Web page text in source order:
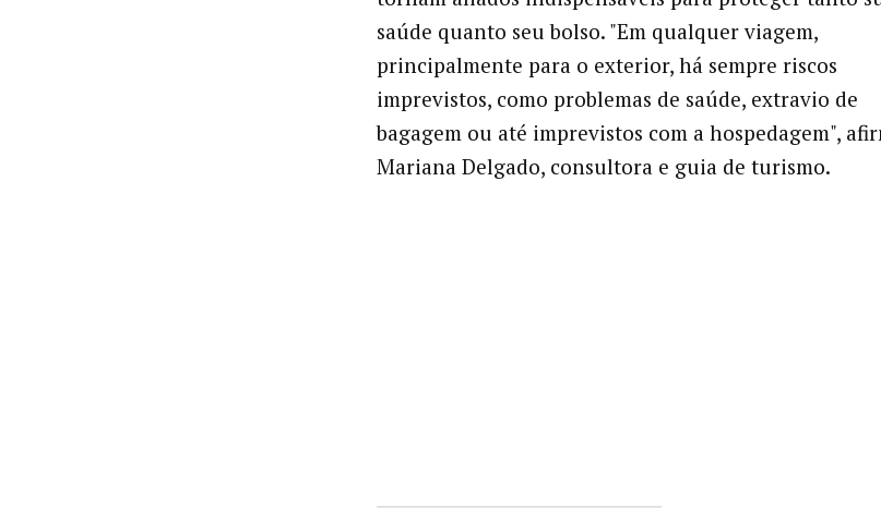
saúde quanto seu bolso. "Em qualquer viagem,
principalmente para o exterior, há sempre riscos
imprevistos, como problemas de saúde, extravio de
bagagem ou até imprevistos com a hospedagem",
Mariana Delgado, consultora e guia de turismo.